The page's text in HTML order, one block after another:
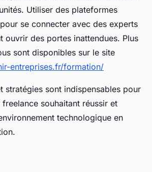
Utiliser des plateformes
se connecter avec des experts
ouvrir des portes inattendues. Plus
sont disponibles sur le site
entreprises.fr/formation/
stratégies sont indispensables pour
souhaitant réussir et
technologique en